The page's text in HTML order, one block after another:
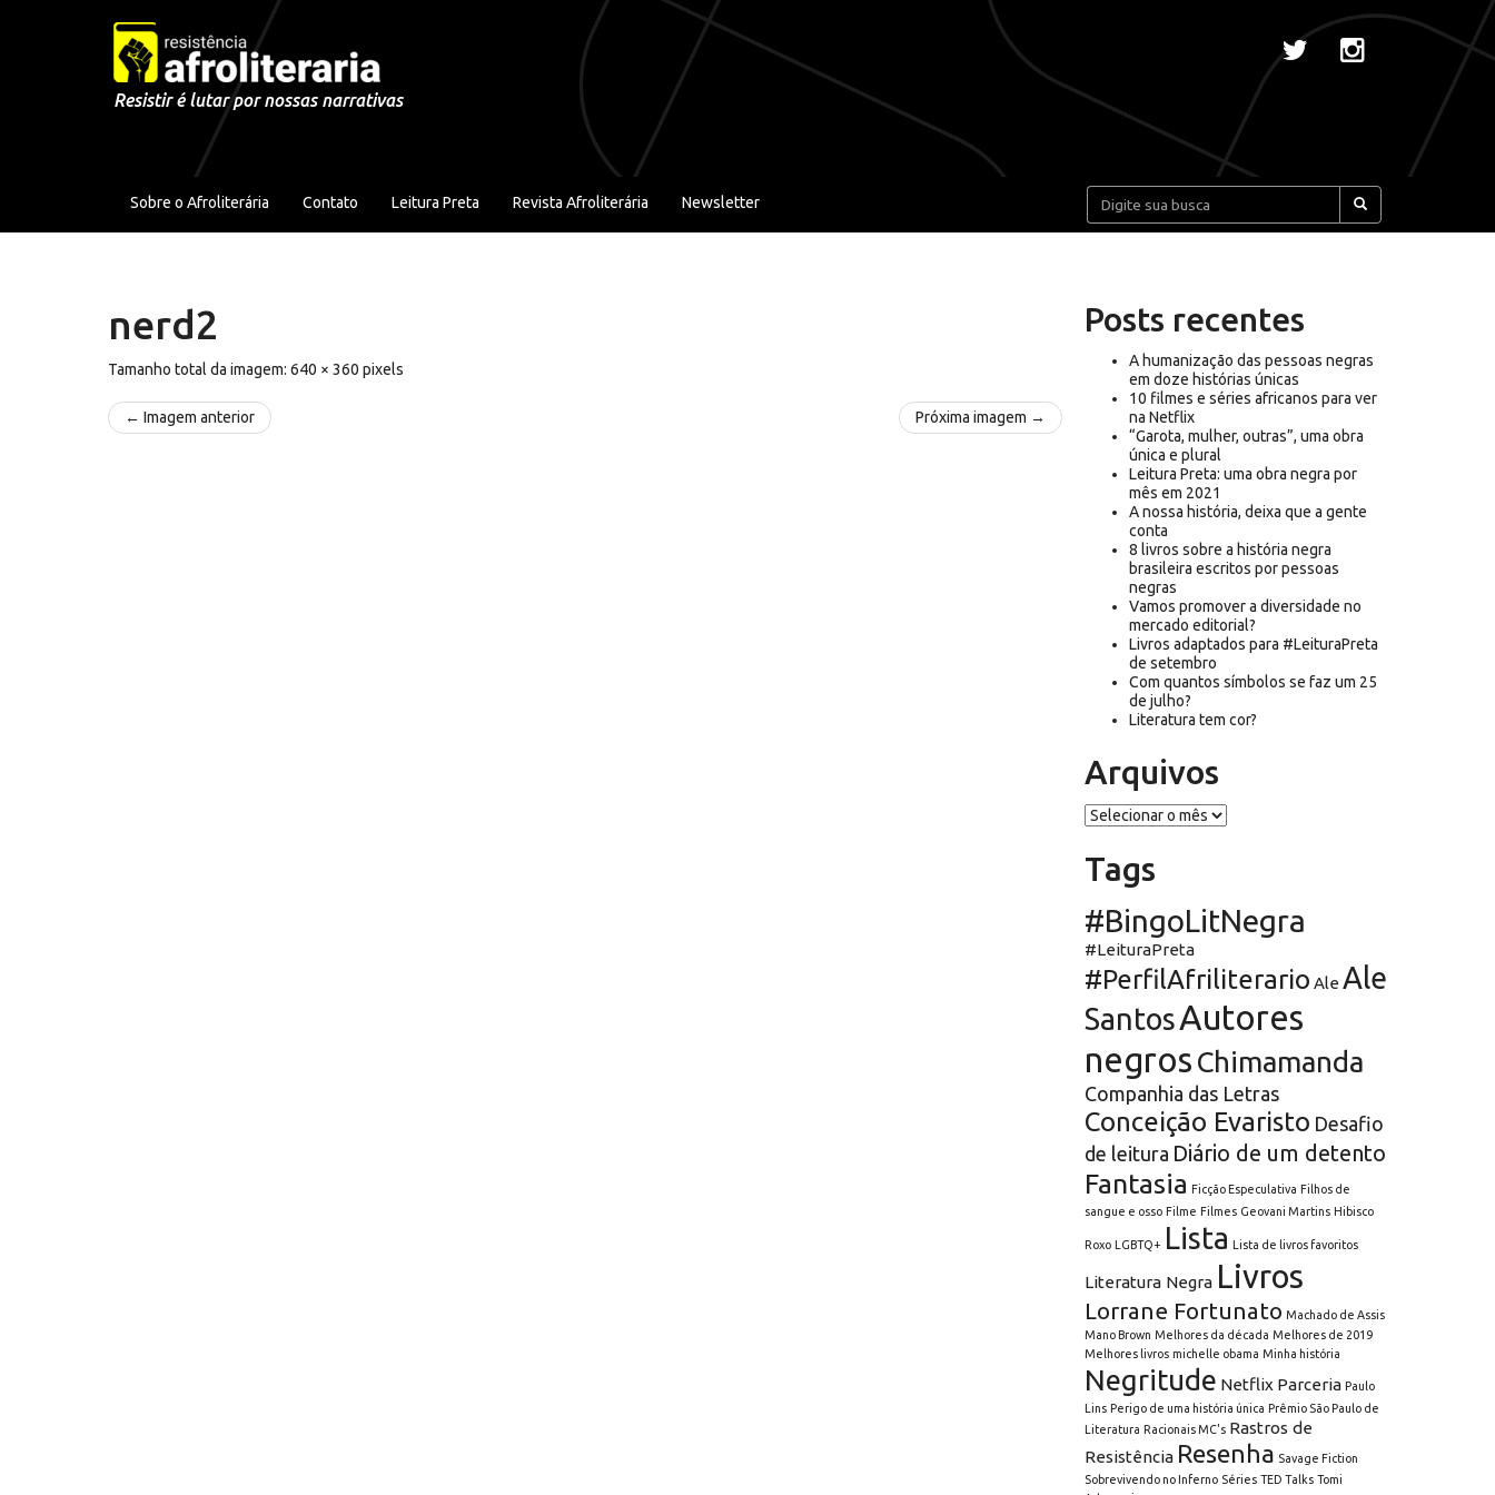
Pular para o conteúdo
Resistir é lutar por nossas narrativas
Sobre o Afroliterária Contato Leitura Preta Revista Afroliterária Newsletter Pesquisar:
nerd2
Tamanho total da imagem: 640 × 360 pixels
← Imagem anterior Próxima imagem →
Posts recentes
A humanização das pessoas negras
em doze histórias únicas
10 filmes e séries africanos para ver
na Netflix
“Garota, mulher, outras”, uma obra
única e plural
Leitura Preta: uma obra negra por
mês em 2021
A nossa história, deixa que a gente
conta
8 livros sobre a história negra
brasileira escritos por pessoas
negras
Vamos promover a diversidade no
mercado editorial?
Livros adaptados para #LeituraPreta
de setembro
Com quantos símbolos se faz um 25
de julho?
Literatura tem cor?
Arquivos
Arquivos
Tags
#BingoLitNegra
#LeituraPreta
#PerfilAfriliterario Ale Ale
SantosAutores
negros Chimamanda
Companhia das Letras
Conceição Evaristo Desafio
de leitura Diário de um detento
Fantasia Ficção Especulativa Filhos de
sangue e osso Filme Filmes Geovani Martins Hibisco
Roxo LGBTQ+ Lista Lista de livros favoritos
Literatura Negra Livros
Lorrane Fortunato Machado de Assis
Mano Brown Melhores da década Melhores de 2019
Melhores livros michelle obama Minha história
Negritude Netflix Parceria Paulo
Lins Perigo de uma história única Prêmio São Paulo de
Literatura Racionais MC's Rastros de
Resistência Resenha Savage Fiction
Sobrevivendo no Inferno Séries TED Talks Tomi